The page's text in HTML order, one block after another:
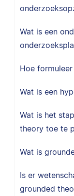
Wat is een
Hoe
Wat is een
Wat is het
theory toe te
Wat is
Is er
grounded